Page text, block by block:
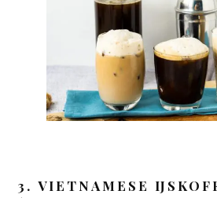
3.VIETNAMESE